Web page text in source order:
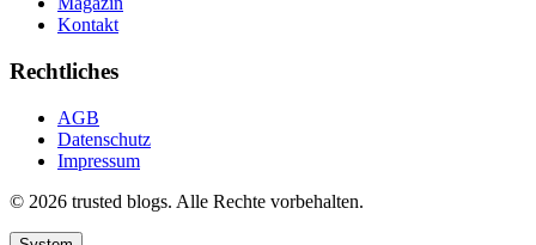
Kontakt
Rechtliches
AGB
Datenschutz
Impressum
© 2026 trusted blogs. Alle Rechte vorbehalten.